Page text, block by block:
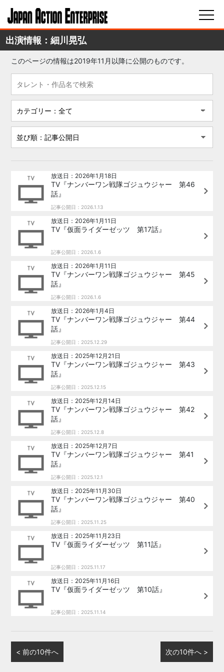
出演情報：細川晃弘
このページの情報は2019年11月以降に公開のものです。
放送日：2026年1月18日
TV『ナンバーワン戦隊ゴジュウジャー 第46
話』
記事公開日：2026.1.13
放送日：2026年1月11日
TV『仮面ライダーゼッツ 第17話』
記事公開日：2026.1.6
放送日：2026年1月11日
TV『ナンバーワン戦隊ゴジュウジャー 第45
話』
記事公開日：2026.1.6
放送日：2026年1月4日
TV『ナンバーワン戦隊ゴジュウジャー 第44
話』
記事公開日：2025.12.29
放送日：2025年12月21日
TV『ナンバーワン戦隊ゴジュウジャー 第43
話』
記事公開日：2025.12.15
放送日：2025年12月14日
TV『ナンバーワン戦隊ゴジュウジャー 第42
話』
記事公開日：2025.12.8
放送日：2025年12月7日
TV『ナンバーワン戦隊ゴジュウジャー 第41
話』
記事公開日：2025.12.1
放送日：2025年11月30日
TV『ナンバーワン戦隊ゴジュウジャー 第40
話』
記事公開日：2025.11.25
放送日：2025年11月23日
TV『仮面ライダーゼッツ 第11話』
記事公開日：2025.11.17
放送日：2025年11月16日
TV『仮面ライダーゼッツ 第10話』
記事公開日：2025.11.14
< 前の10件へ 次の10件へ >